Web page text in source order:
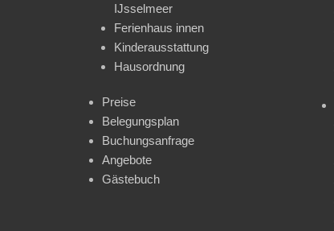
IJsselmeer
Ferienhaus innen
Kinderausstattung
Hausordnung
Preise
Belegungsplan
Buchungsanfrage
Angebote
Gästebuch